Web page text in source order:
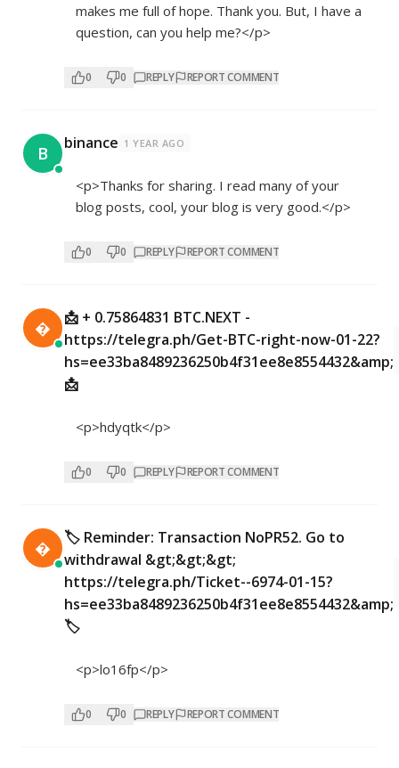
makes me full of hope. Thank you. But, I have a
question, can you help me?</p>
0 0 REPLY REPORT COMMENT
B binance 1 YEAR AGO
<p>Thanks for sharing. I read many of your
blog posts, cool, your blog is very good.</p>
0 0 REPLY REPORT COMMENT

📩 + 0.75864831 BTC.NEXT -
https://telegra.ph/Get-BTC-right-now-01-22?
hs=ee33ba8489236250b4f31ee8e8554432&amp;
📩
<p>hdyqtk</p>
0 0 REPLY REPORT COMMENT

🏷 Reminder: Transaction NoPR52. Go to
withdrawal &gt;&gt;&gt;
https://telegra.ph/Ticket--6974-01-15?
hs=ee33ba8489236250b4f31ee8e8554432&amp;
🏷
<p>lo16fp</p>
0 0 REPLY REPORT COMMENT